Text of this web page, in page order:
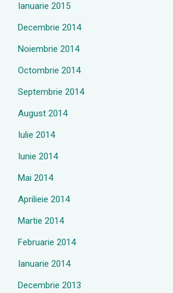
Ianuarie 2015
Decembrie 2014
Noiembrie 2014
Octombrie 2014
Septembrie 2014
August 2014
Iulie 2014
Iunie 2014
Mai 2014
Aprilieie 2014
Martie 2014
Februarie 2014
Ianuarie 2014
Decembrie 2013